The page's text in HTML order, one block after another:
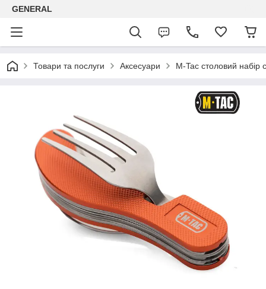
GENERAL
Товари та послуги Аксесуари M-Tac столовий